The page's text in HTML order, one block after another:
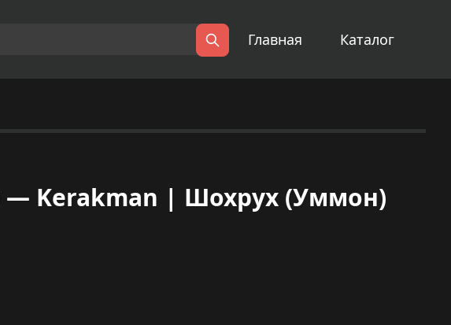
Поиск
Главная Каталог
— Kerakman | Шохрух (Уммон)